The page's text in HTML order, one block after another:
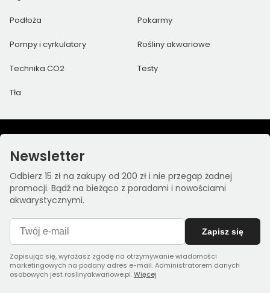
Podłoża Pokarmy
Pompy i cyrkulatory Rośliny akwariowe
Technika CO2 Testy
Tła
Newsletter
Odbierz 15 zł na zakupy od 200 zł i nie przegap żadnej
promocji. Bądź na bieżąco z poradami i nowościami
akwarystycznymi.
Zapisz się
Zapisując się, wyrażasz zgodę na otrzymywanie wiadomości
marketingowych na podany adres e-mail. Administratorem danych
osobowych jest roslinyakwariowe.pl.Więcej